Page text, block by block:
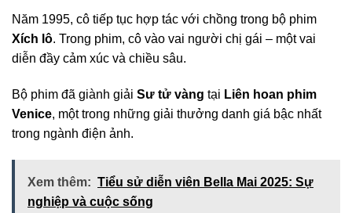
Năm 1995, cô tiếp tục hợp tác với chồng trong bộ phim
Xích lô. Trong phim, cô vào vai người chị gái – một vai
diễn đầy cảm xúc và chiều sâu.
Bộ phim đã giành giải Sư tử vàng tại Liên hoan phim
Venice, một trong những giải thưởng danh giá bậc nhất
trong ngành điện ảnh.
Xem thêm: Tiểu sử diễn viên Bella Mai 2025: Sự
nghiệp và cuộc sống